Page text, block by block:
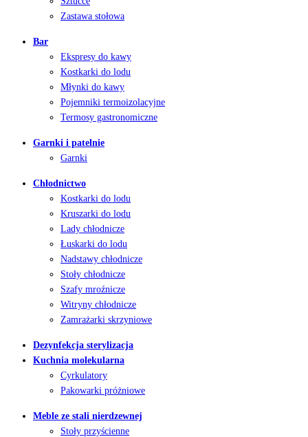
Zastawa stołowa
Bar
Ekspresy do kawy
Kostkarki do lodu
Młynki do kawy
Pojemniki termoizolacyjne
Termosy gastronomiczne
Garnki i patelnie
Garnki
Chłodnictwo
Kostkarki do lodu
Kruszarki do lodu
Lady chłodnicze
Łuskarki do lodu
Nadstawy chłodnicze
Stoły chłodnicze
Szafy mroźnicze
Witryny chłodnicze
Zamrażarki skrzyniowe
Dezynfekcja sterylizacja
Kuchnia molekularna
Cyrkulatory
Pakowarki próżniowe
Meble ze stali nierdzewnej
Stoły przyścienne